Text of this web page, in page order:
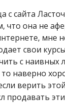
с сайта
что она не
мне
свои
с наивных
наверно
верить
продавать